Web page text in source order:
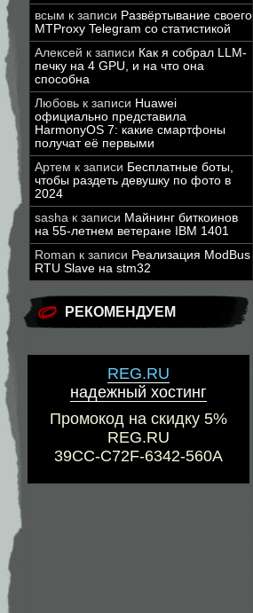
всым к записи Развёртывание своего
MTProxy Telegram со статистикой
Алексей к записи Как я собрал LLM-
печку на 4 GPU, и на что она
способна
Любовь к записи Huawei
официально представила
HarmonyOS 7: какие смартфоны
получат её первыми
Артем к записи Бесплатные боты,
чтобы раздеть девушку по фото в
2024
sasha к записи Майнинг биткоинов
на 55-летнем ветеране IBM 1401
Roman к записи Реализация ModBus
RTU Slave на stm32
РЕКОМЕНДУЕМ
REG.RU
надежный хостинг
Промокод на скидку 5%
REG.RU
39CC-C72F-6342-560A